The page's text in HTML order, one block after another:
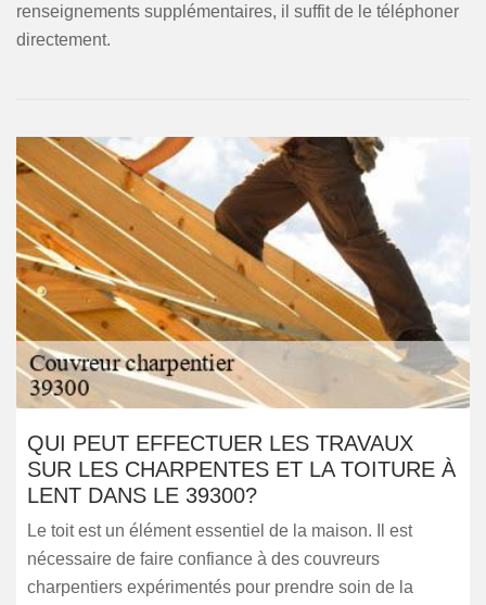
renseignements supplémentaires, il suffit de le téléphoner
directement.
QUI PEUT EFFECTUER LES TRAVAUX
SUR LES CHARPENTES ET LA TOITURE À
LENT DANS LE 39300?
Le toit est un élément essentiel de la maison. Il est
nécessaire de faire confiance à des couvreurs
charpentiers expérimentés pour prendre soin de la